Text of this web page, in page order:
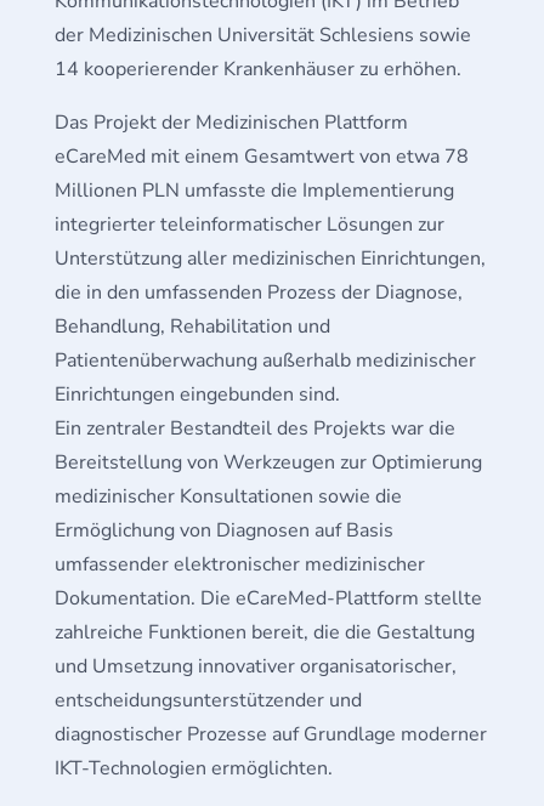
der Medizinischen Universität Schlesiens sowie
14 kooperierender Krankenhäuser zu erhöhen.
Das Projekt der Medizinischen Plattform
eCareMed mit einem Gesamtwert von etwa 78
Millionen PLN umfasste die Implementierung
integrierter teleinformatischer Lösungen zur
Unterstützung aller medizinischen Einrichtungen,
die in den umfassenden Prozess der Diagnose,
Behandlung, Rehabilitation und
Patientenüberwachung außerhalb medizinischer
Einrichtungen eingebunden sind.
Ein zentraler Bestandteil des Projekts war die
Bereitstellung von Werkzeugen zur Optimierung
medizinischer Konsultationen sowie die
Ermöglichung von Diagnosen auf Basis
umfassender elektronischer medizinischer
Dokumentation. Die eCareMed-Plattform stellte
zahlreiche Funktionen bereit, die die Gestaltung
und Umsetzung innovativer organisatorischer,
entscheidungsunterstützender und
diagnostischer Prozesse auf Grundlage moderner
IKT-Technologien ermöglichten.